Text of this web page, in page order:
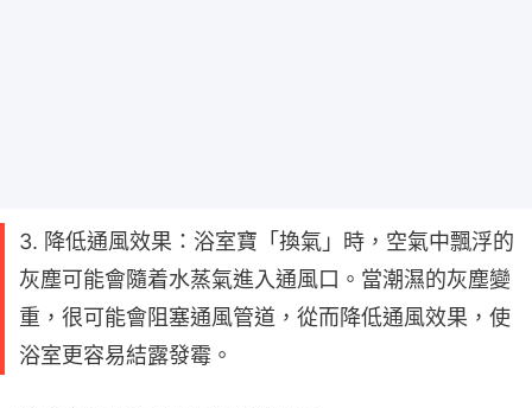
3. 降低通風效果：浴室寶「換氣」時，空氣中飄浮的
灰塵可能會隨着水蒸氣進入通風口。當潮濕的灰塵變
重，很可能會阻塞通風管道，從而降低通風效果，使
浴室更容易結露發霉。